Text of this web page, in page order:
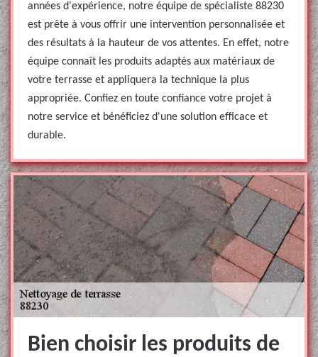
années d'expérience, notre équipe de spécialiste 88230
est prête à vous offrir une intervention personnalisée et
des résultats à la hauteur de vos attentes. En effet, notre
équipe connaît les produits adaptés aux matériaux de
votre terrasse et appliquera la technique la plus
appropriée. Confiez en toute confiance votre projet à
notre service et bénéficiez d'une solution efficace et
durable.
Bien choisir les produits de